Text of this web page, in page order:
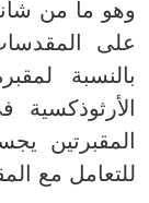
وهو ما من
على
بالنسبة
المقبرتين
للتعامل مع